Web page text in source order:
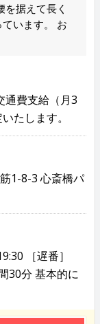
据えて長く
います。 お
通費支給（月3
たします。
1-8-3 心斎橋パ
［遅番］
30分 基本的に